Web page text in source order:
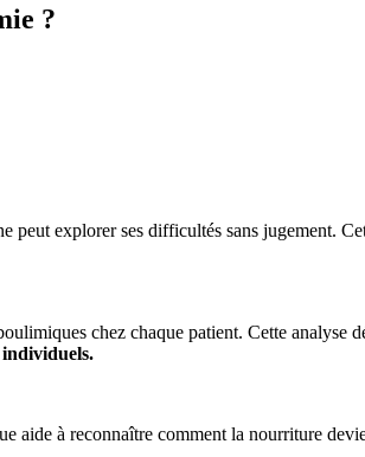
?
peut explorer ses difficultés sans jugement.
chez chaque patient. Cette analyse
aide à reconnaître comment la nourriture